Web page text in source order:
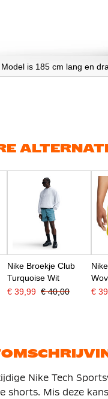
Model is 185 cm lang en
Nike Broekje Club
Turquoise Wit
€ 39,99 € 40,00
Wit
€
Nike Tech
shorts. Mis deze